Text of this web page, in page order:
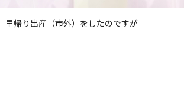
里帰り出産（市外）をしたのですが